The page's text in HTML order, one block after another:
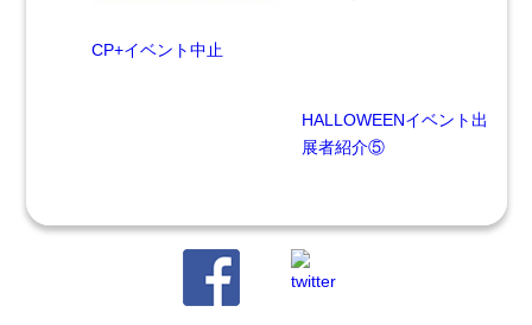
CP+イベント中止
HALLOWEENイベント出
展者紹介⑤